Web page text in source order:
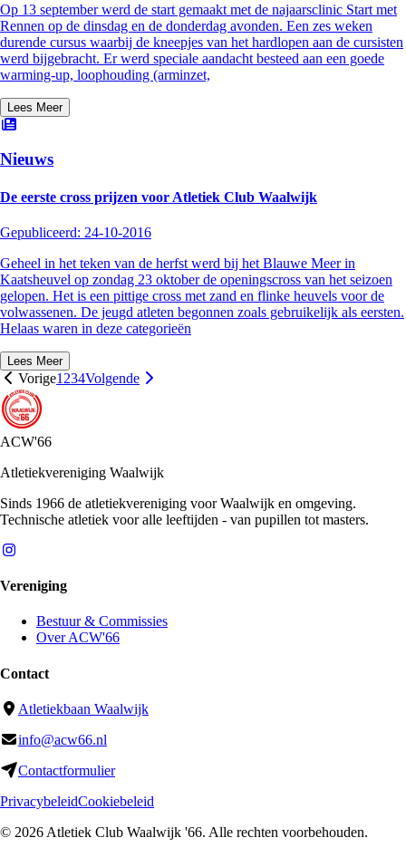
Op 13 september werd de start gemaakt met de najaarsclinic Start met
Rennen op de dinsdag en de donderdag avonden. Een zes weken
durende cursus waarbij de kneepjes van het hardlopen aan de cursisten
werd bijgebracht. Er werd speciale aandacht besteed aan een goede
warming-up, loophouding (arminzet,
Lees Meer
Nieuws
De eerste cross prijzen voor Atletiek Club Waalwijk
Gepubliceerd: 24-10-2016
Geheel in het teken van de herfst werd bij het Blauwe Meer in
Kaatsheuvel op zondag 23 oktober de openingscross van het seizoen
gelopen. Het is een pittige cross met zand en flinke heuvels voor de
volwassenen. De jeugd atleten begonnen zoals gebruikelijk als eersten.
Helaas waren in deze categorieën
Lees Meer
Vorige1 234Volgende
ACW'66
Atletiekvereniging Waalwijk
Sinds 1966 de atletiekvereniging voor Waalwijk en omgeving.
Technische atletiek voor alle leeftijden - van pupillen tot masters.
Vereniging
Bestuur & Commissies
Over ACW'66
Contact
Atletiekbaan Waalwijk
info@acw66.nl
Contactformulier
PrivacybeleidCookiebeleid
© 2026 Atletiek Club Waalwijk '66. Alle rechten voorbehouden.